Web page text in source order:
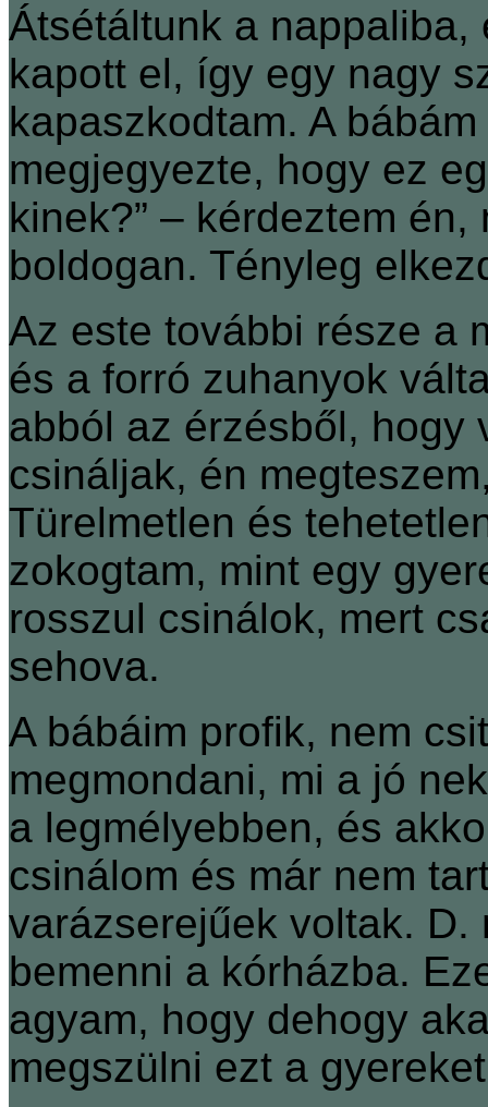
Átsétáltunk a
kapott el, így egy nagy
kapaszkodtam. A
megjegyezte, hogy ez
kinek?” ‒ kérdeztem
boldogan. Tényleg
Az este további része a
és a forró zuhanyok
abból az érzésből, hogy
csináljak, én
Türelmetlen és
zokogtam, mint egy
rosszul csinálok, mert
sehova.
A bábáim profik, nem
megmondani, mi a jó
a legmélyebben, és
csinálom és már nem
varázserejűek voltak.
bemenni a kórházba.
agyam, hogy dehogy
megszülni ezt a